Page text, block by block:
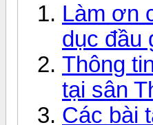
Làm ơn
dục đầu
Thông
tại sân
Các bài